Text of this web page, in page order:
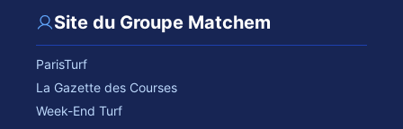
Site du Groupe Matchem
ParisTurf
La Gazette des Courses
Week-End Turf